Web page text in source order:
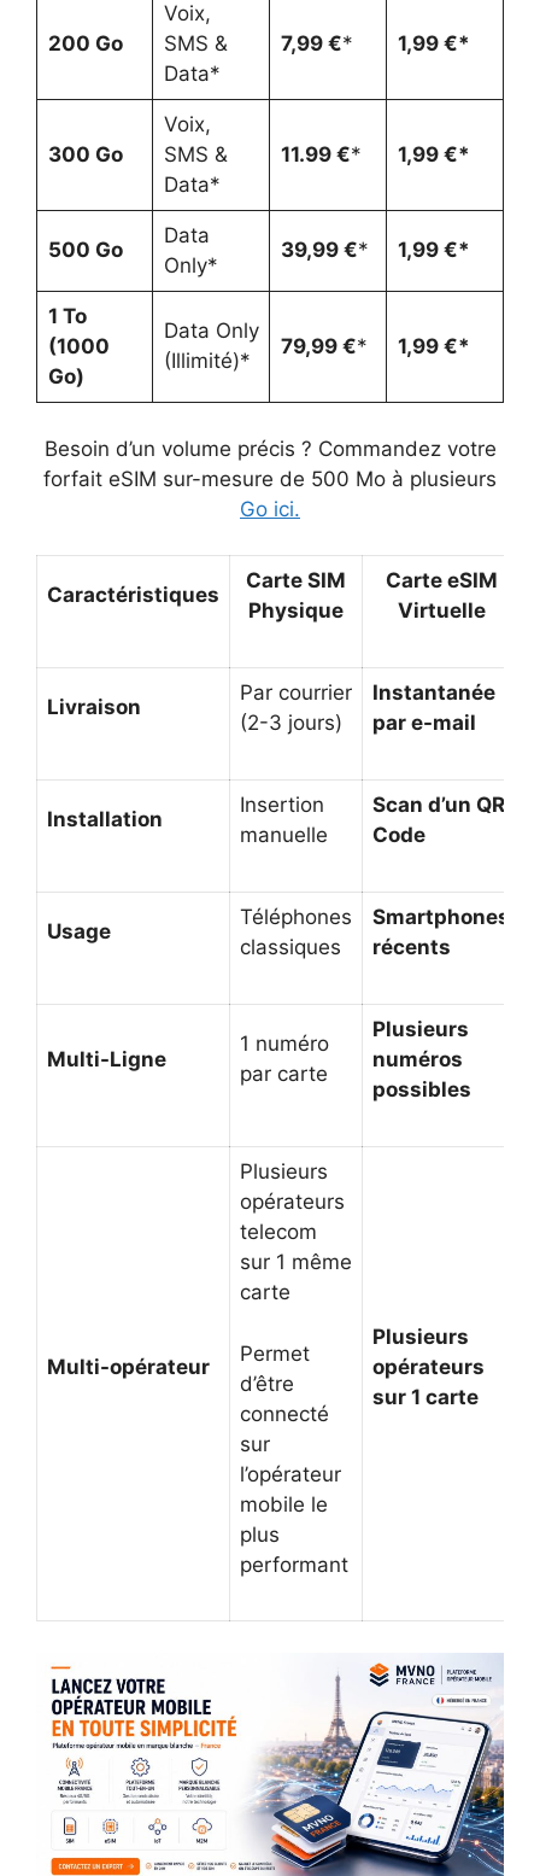
200 Go
Voix,
SMS &
Data*
7,99 €* 1,99 €*
300 Go
Voix,
SMS &
Data*
11.99 €* 1,99 €*
500 Go
Data
Only*
39,99 €* 1,99 €*
1 To
(1000
Go)
Data Only
(Illimité)*
79,99 €* 1,99 €*
Besoin d’un volume précis ? Commandez votre
forfait eSIM sur-mesure de 500 Mo à plusieurs
Go ici.
Caractéristiques
Carte SIM
Physique
Carte eSIM
Virtuelle
Livraison
Par courrier
(2-3 jours)
Instantanée
par e-mail
Installation
Insertion
manuelle
Scan d’un QR
Code
Usage
Téléphones
classiques
Smartphones
récents
Multi-Ligne
1 numéro
par carte
Plusieurs
numéros
possibles
Multi-opérateur
Plusieurs
opérateurs
telecom
sur 1 même
carte
Permet
d’être
connecté
sur
l’opérateur
mobile le
plus
performant
Plusieurs
opérateurs
sur 1 carte